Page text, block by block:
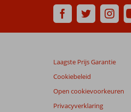
Laagste Prijs Garantie
Cookiebeleid
Open cookievoorkeuren
Privacyverklaring